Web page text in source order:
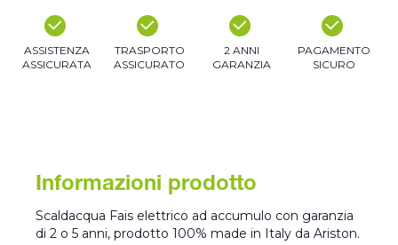
ASSISTENZA
ASSICURATA
TRASPORTO
ASSICURATO
2 ANNI
GARANZIA
PAGAMENTO
SICURO
Informazioni prodotto
Scaldacqua Fais elettrico ad accumulo con garanzia
di 2 o 5 anni, prodotto 100% made in Italy da Ariston.